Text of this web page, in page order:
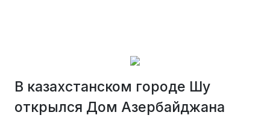
В казахстанском городе Шу
открылся Дом Азербайджана